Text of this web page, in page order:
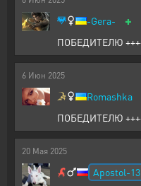
-Gera- +
ПОБЕДИТЕЛЮ
6 Июн 2025
Romashka
ПОБЕДИТЕЛЮ
20 Мая 2025
Apostol-